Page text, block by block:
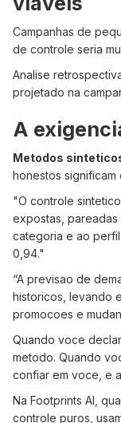
Campanhas de
de controle seria
Analise
projetado na
A
Metodos
honestos significam
"O controle
expostas,
categoria e ao
0,94."
“A previsao de
historicos, levando
promocoes e
Quando voce
metodo. Quando
confiar em voce, e
Na Footprints AI,
controle puros,